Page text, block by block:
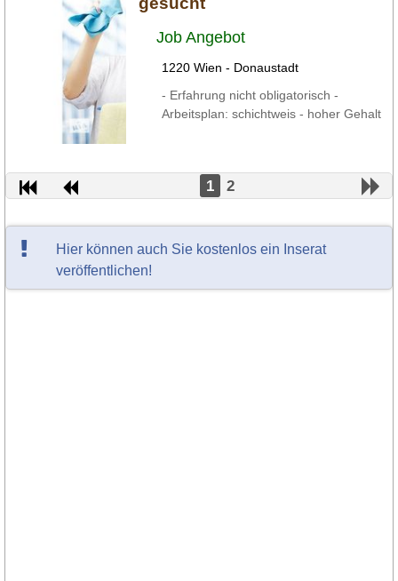
Job Angebot
1220 Wien - Donaustadt
- Erfahrung nicht obligatorisch -
Arbeitsplan: schichtweis - hoher Gehalt
1 2
Hier können auch Sie kostenlos ein Inserat
veröffentlichen!